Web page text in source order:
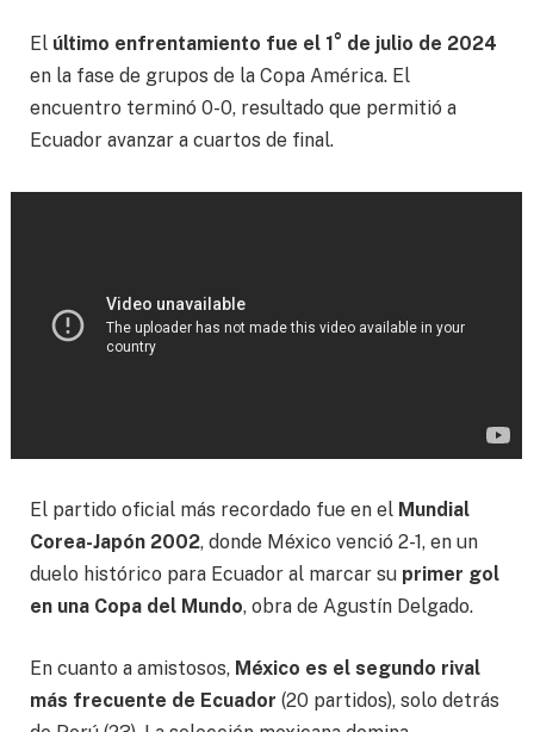
El último enfrentamiento fue el 1° de julio de 2024
en la fase de grupos de la Copa América. El
encuentro terminó 0-0, resultado que permitió a
Ecuador avanzar a cuartos de final.
El partido oficial más recordado fue en el Mundial
Corea-Japón 2002, donde México venció 2-1, en un
duelo histórico para Ecuador al marcar su primer gol
en una Copa del Mundo, obra de Agustín Delgado.
En cuanto a amistosos, México es el segundo rival
más frecuente de Ecuador (20 partidos), solo detrás